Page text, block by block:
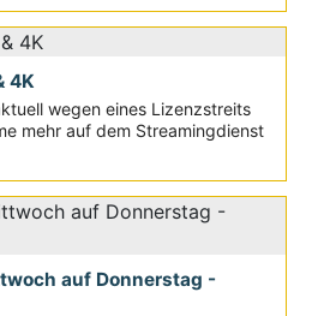
4K
wegen eines Lizenzstreits
mehr auf dem Streamingdienst
auf Donnerstag -